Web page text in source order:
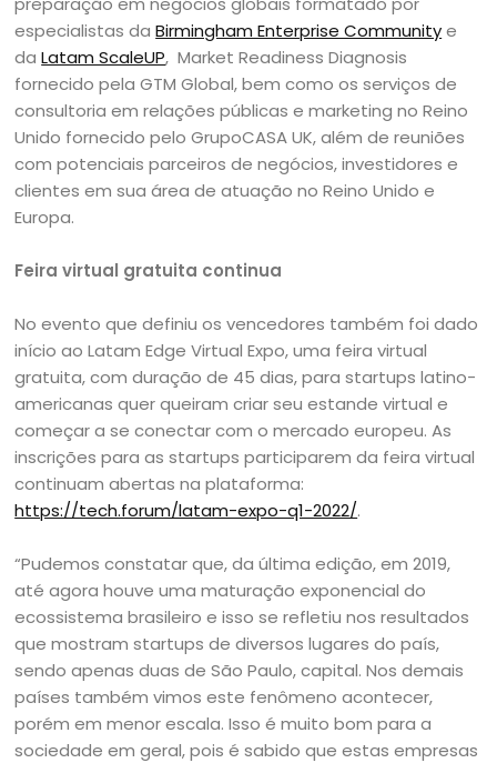
especialistas daBirmingham Enterprise Communitye
daLatam ScaleUP, Market Readiness Diagnosis
fornecido pela GTM Global, bem como os serviços de
consultoria em relações públicas e marketing no Reino
Unido fornecido pelo GrupoCASA UK, além de reuniões
com potenciais parceiros de negócios, investidores e
clientes em sua área de atuação no Reino Unido e
Europa.
Feira virtual gratuita continua
No evento que definiu os vencedores também foi dado
início ao Latam Edge Virtual Expo, uma feira virtual
gratuita, com duração de 45 dias, para startups latino-
americanas quer queiram criar seu estande virtual e
começar a se conectar com o mercado europeu. As
inscrições para as startups participarem da feira virtual
continuam abertas na plataforma:
https://tech.forum/latam-expo-q1-2022/.
“Pudemos constatar que, da última edição, em 2019,
até agora houve uma maturação exponencial do
ecossistema brasileiro e isso se refletiu nos resultados
que mostram startups de diversos lugares do país,
sendo apenas duas de São Paulo, capital. Nos demais
países também vimos este fenômeno acontecer,
porém em menor escala. Isso é muito bom para a
sociedade em geral, pois é sabido que estas empresas